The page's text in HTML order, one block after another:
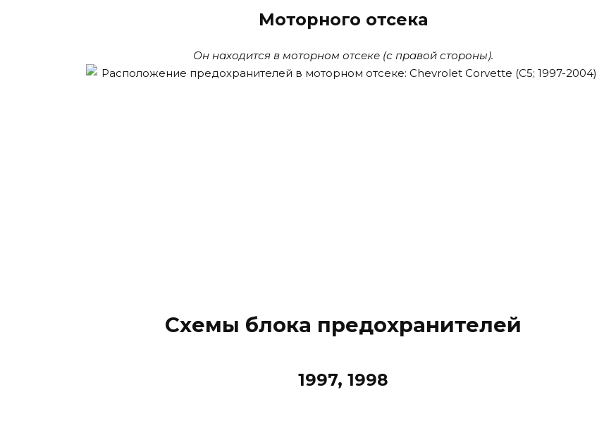
Моторного отсека
Он находится в моторном отсеке (с правой стороны).
Схемы блока предохранителей
1997, 1998